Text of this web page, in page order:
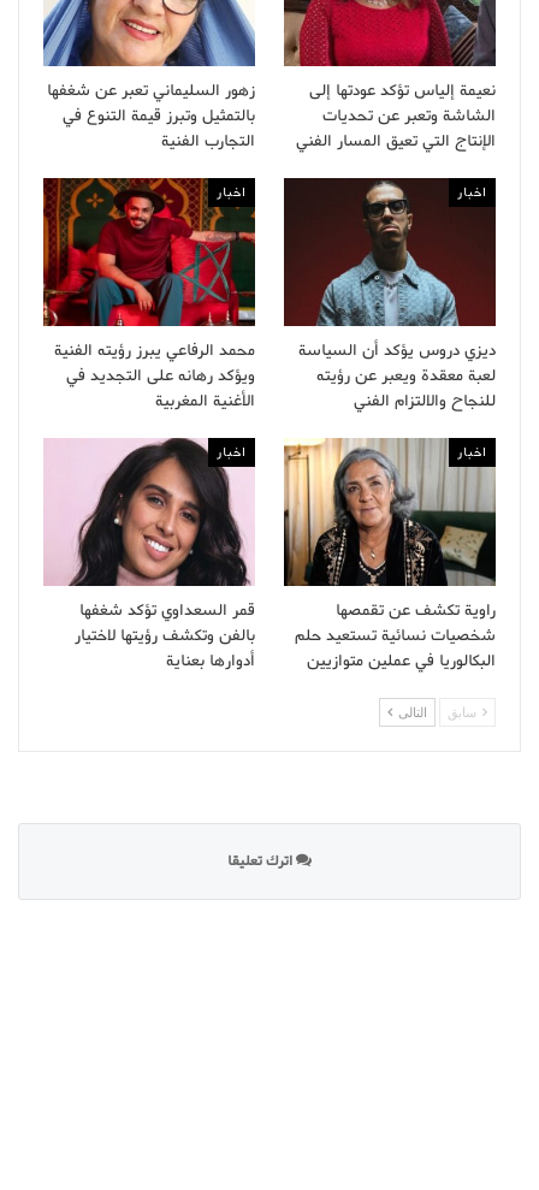
نعيمة إلياس تؤكد عودتها إلى
الشاشة وتعبر عن تحديات
الإنتاج التي تعيق المسار الفني
زهور السليماني تعبر عن شغفها
بالتمثيل وتبرز قيمة التنوع في
التجارب الفنية
اخبار
ديزي دروس يؤكد أن السياسة
لعبة معقدة ويعبر عن رؤيته
للنجاح والالتزام الفني
اخبار
محمد الرفاعي يبرز رؤيته الفنية
ويؤكد رهانه على التجديد في
الأغنية المغربية
اخبار
راوية تكشف عن تقمصها
شخصيات نسائية تستعيد حلم
البكالوريا في عملين متوازيين
اخبار
قمر السعداوي تؤكد شغفها
بالفن وتكشف رؤيتها لاختيار
أدوارها بعناية
سابق التالى
اترك تعليقا